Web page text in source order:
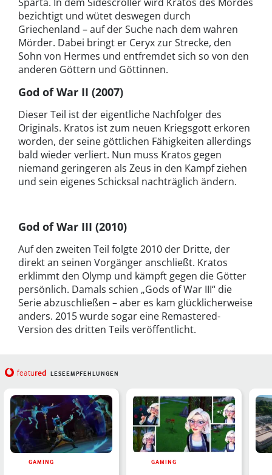
bezichtigt und wütet deswegen durch
Griechenland – auf der Suche nach dem wahren
Mörder. Dabei bringt er Ceryx zur Strecke, den
Sohn von Hermes und entfremdet sich so von den
anderen Göttern und Göttinnen.
God of War II (2007)
Dieser Teil ist der eigentliche Nachfolger des
Originals. Kratos ist zum neuen Kriegsgott erkoren
worden, der seine göttlichen Fähigkeiten allerdings
bald wieder verliert. Nun muss Kratos gegen
niemand geringeren als Zeus in den Kampf ziehen
und sein eigenes Schicksal nachträglich ändern.
God of War III (2010)
Auf den zweiten Teil folgte 2010 der Dritte, der
direkt an seinen Vorgänger anschließt. Kratos
erklimmt den Olymp und kämpft gegen die Götter
persönlich. Damals schien „Gods of War III“ die
Serie abzuschließen – aber es kam glücklicherweise
anders. 2015 wurde sogar eine Remastered-
Version des dritten Teils veröffentlicht.
featured LESEEMPFEHLUNGEN
GAMING GAMING